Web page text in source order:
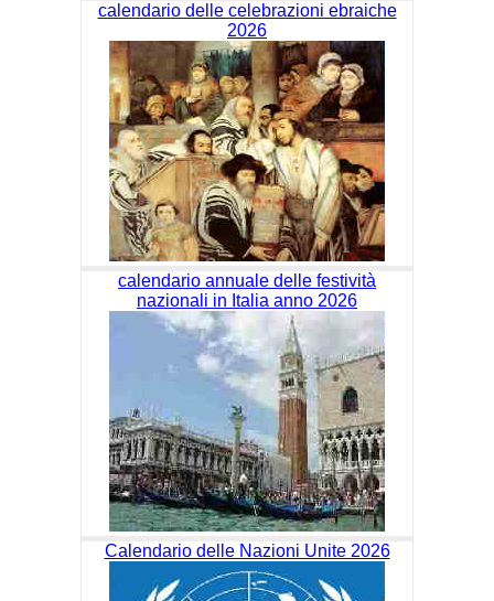
calendario delle celebrazioni ebraiche
2026
calendario annuale delle festività
nazionali in Italia anno 2026
Calendario delle Nazioni Unite 2026